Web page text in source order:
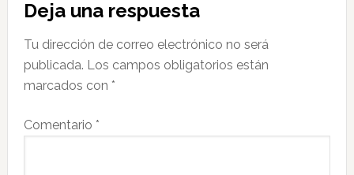
con
los
lectores
Deja una respuesta
Tu dirección de correo electrónico no será
publicada. Los campos obligatorios están
marcados con *
Comentario *